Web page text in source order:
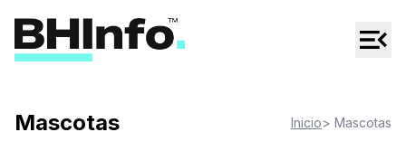
Regionales
Mascotas Inicio> Mascotas